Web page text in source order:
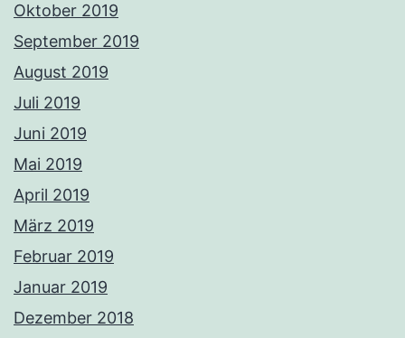
Oktober 2019
September 2019
August 2019
Juli 2019
Juni 2019
Mai 2019
April 2019
März 2019
Februar 2019
Januar 2019
Dezember 2018